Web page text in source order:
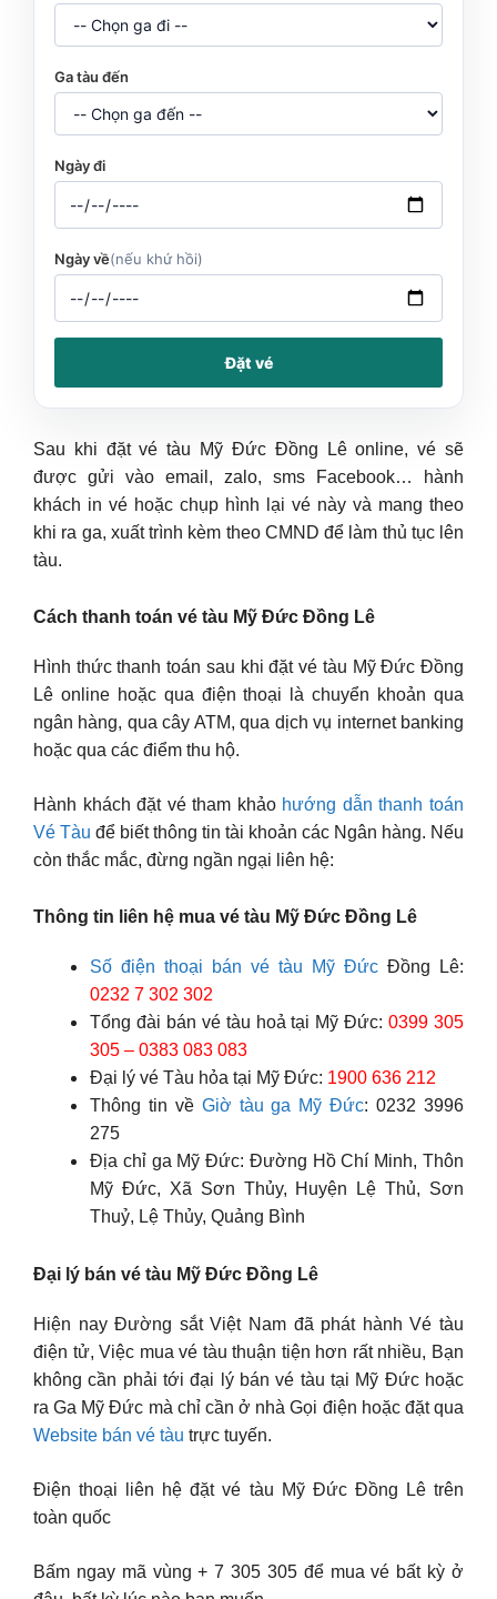
Ga tàu đến
Ngày đi
Ngày về(nếu khứ hồi)
Đặt vé
Sau khi đặt vé tàu Mỹ Đức Đồng Lê online, vé sẽ
được gửi vào email, zalo, sms Facebook… hành
khách in vé hoặc chụp hình lại vé này và mang theo
khi ra ga, xuất trình kèm theo CMND để làm thủ tục lên
tàu.
Cách thanh toán vé tàu Mỹ Đức Đồng Lê
Hình thức thanh toán sau khi đặt vé tàu Mỹ Đức Đồng
Lê online hoặc qua điện thoại là chuyển khoản qua
ngân hàng, qua cây ATM, qua dịch vụ internet banking
hoặc qua các điểm thu hộ.
Hành khách đặt vé tham khảo hướng dẫn thanh toán
Vé Tàu để biết thông tin tài khoản các Ngân hàng. Nếu
còn thắc mắc, đừng ngần ngại liên hệ:
Thông tin liên hệ mua vé tàu Mỹ Đức Đồng Lê
Số điện thoại bán vé tàu Mỹ Đức Đồng Lê:
0232 7 302 302
Tổng đài bán vé tàu hoả tại Mỹ Đức:0399 305
305 – 0383 083 083
Đại lý vé Tàu hỏa tại Mỹ Đức: 1900 636 212
Thông tin về Giờ tàu ga Mỹ Đức: 0232 3996
275
Địa chỉ ga Mỹ Đức: Đường Hồ Chí Minh, Thôn
Mỹ Đức, Xã Sơn Thủy, Huyện Lệ Thủ, Sơn
Thuỷ, Lệ Thủy, Quảng Bình
Đại lý bán vé tàu Mỹ Đức Đồng Lê
Hiện nay Đường sắt Việt Nam đã phát hành Vé tàu
điện tử, Việc mua vé tàu thuận tiện hơn rất nhiều, Bạn
không cần phải tới đại lý bán vé tàu tại Mỹ Đức hoặc
ra Ga Mỹ Đức mà chỉ cần ở nhà Gọi điện hoặc đặt qua
Website bán vé tàu trực tuyến.
Điện thoại liên hệ đặt vé tàu Mỹ Đức Đồng Lê trên
toàn quốc
Bấm ngay mã vùng + 7 305 305 để mua vé bất kỳ ở